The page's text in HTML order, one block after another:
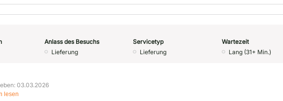
Anlass des Besuchs
Lieferung
Servicetyp
Lieferung
Wartezeit
Lang (31+ Min.)
03.03.2026
lesen